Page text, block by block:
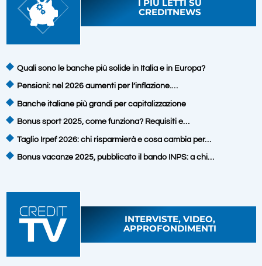
I PIÙ LETTI SU
CREDITNEWS
Quali sono le banche più solide in Italia e in Europa?
Pensioni: nel 2026 aumenti per l’inflazione.…
Banche italiane più grandi per capitalizzazione
Bonus sport 2025, come funziona? Requisiti e…
Taglio Irpef 2026: chi risparmierà e cosa cambia per…
Bonus vacanze 2025, pubblicato il bando INPS: a chi…
INTERVISTE, VIDEO,
APPROFONDIMENTI